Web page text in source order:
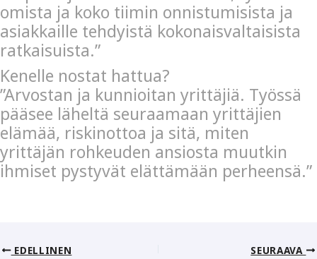
omista ja koko tiimin onnistumisista ja
asiakkaille tehdyistä kokonaisvaltaisista
ratkaisuista.”
Kenelle nostat hattua?
”Arvostan ja kunnioitan yrittäjiä. Työssä
pääsee läheltä seuraamaan yrittäjien
elämää, riskinottoa ja sitä, miten
yrittäjän rohkeuden ansiosta muutkin
ihmiset pystyvät elättämään perheensä.”
EDELLINEN SEURAAVA